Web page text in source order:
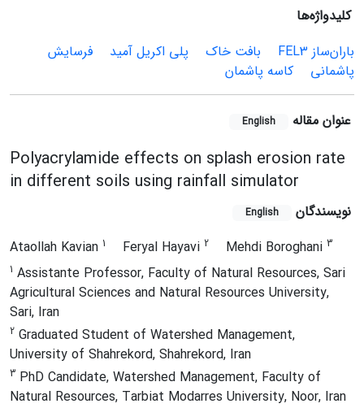
کلیدواژه‌ها
باران‌ساز FEL3
بافت خاک پلی‏ اکریل‏ آمید
فرسایش
پاشمانی
کاسه پاشمان
عنوان مقاله English
Polyacrylamide effects on splash erosion rate
in different soils using rainfall simulator
نویسندگان English
Ataollah Kavian 1 Feryal Hayavi 2 Mehdi Boroghani 3
1 Assistante Professor, Faculty of Natural Resources, Sari
Agricultural Sciences and Natural Resources University,
Sari, Iran
2 Graduated Student of Watershed Management,
University of Shahrekord, Shahrekord, Iran
3 PhD Candidate, Watershed Management, Faculty of
Natural Resources, Tarbiat Modarres University, Noor, Iran